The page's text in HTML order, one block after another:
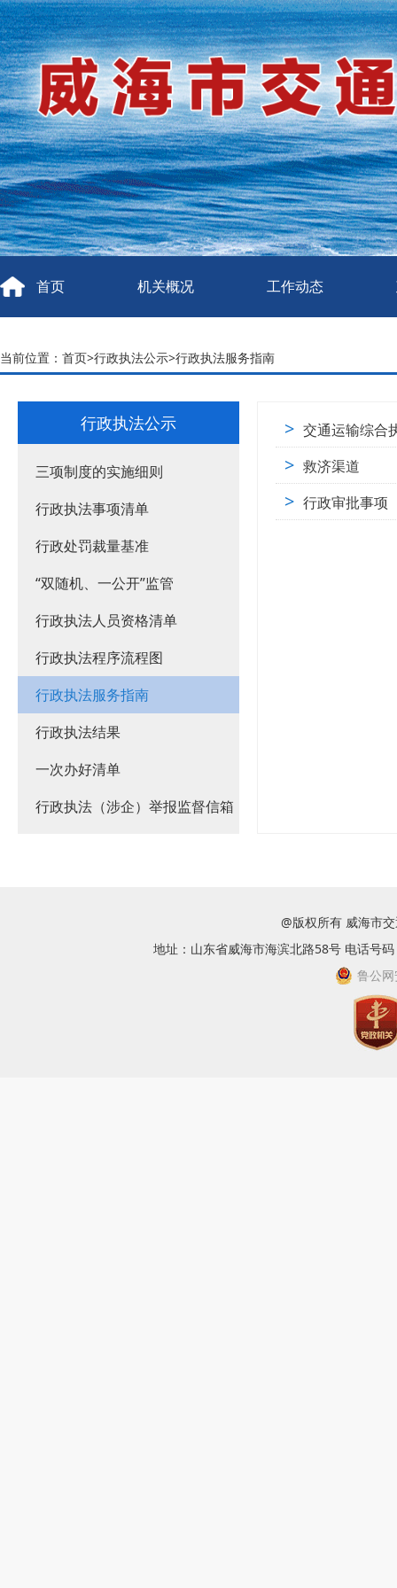
首页 机关概况 工作动态
当前位置： 首页>行政执法公示>行政执法服务指南
行政执法公示
三项制度的实施细则
行政执法事项清单
行政处罚裁量基准
“双随机、一公开”监管
行政执法人员资格清单
行政执法程序流程图
行政执法服务指南
行政执法结果
一次办好清单
行政执法（涉企）举报监督信箱
> 交通运输综合
> 救济渠道
> 行政审批事项
@版权所有 威海市
地址：山东省威海市海滨北路58号 电话号
鲁公